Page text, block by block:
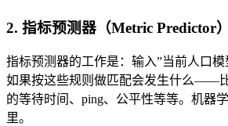
2. 指标预测器（Metric Predictor）
指标预测器的工作是：输入”当前人口模
如果按这些规则做匹配会发生什么——
的等待时间、ping、公平性等等。机器
里。